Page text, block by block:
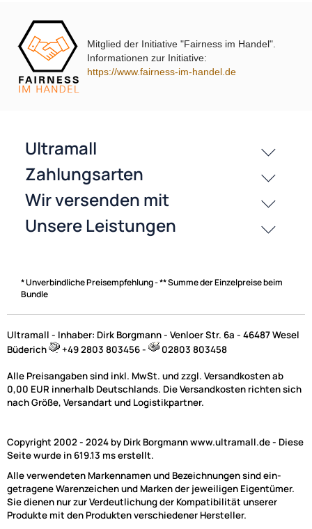
Bewertungen
History
Mitglied der Initiative "Fairness im Handel".
Informationen zur Initiative:
https://www.fairness-im-handel.de
* Unverbindliche Preisempfehlung - ** Summe der Einzelpreise beim
Bundle
Ultramall - Inhaber: Dirk Borgmann - Venloer Str. 6a - 46487 Wesel
Büderich
+49 2803 803456 - 02803 803458
Alle Preisangaben sind inkl. MwSt. und zzgl. Versandkosten ab
0,00 EUR innerhalb Deutschlands. Die Versandkosten richten sich
nach Größe, Versandart und Logistikpartner.
Copyright 2002 - 2024 by Dirk Borgmann www.ultramall.de - Diese
Seite wurde in 619.13 ms erstellt.
Alle verwendeten Markennamen und Bezeichnungen sind ein-
getragene Warenzeichen und Marken der jeweiligen Eigentümer.
Sie dienen nur zur Verdeutlichung der Kompatibilität unserer
Produkte mit den Produkten verschiedener Hersteller.